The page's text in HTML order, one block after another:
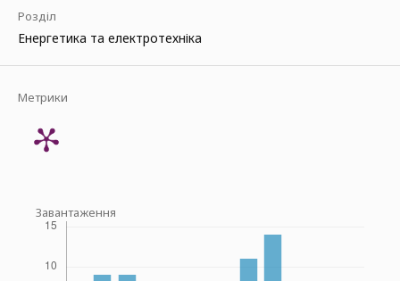
Розділ
Енергетика та електротехніка
Метрики
Завантаження